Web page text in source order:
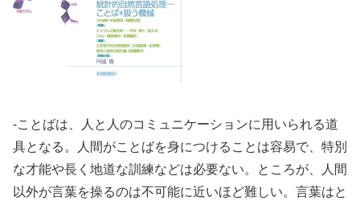
-ことばは、人と人のコミュニケーションに用いられる道
具となる。人間がことばを身につけることは容易で、特別
な才能や長く地道な訓練などは必要ない。ところが、人間
以外が言葉を操るのは不可能に近いほど難しい。言葉はと